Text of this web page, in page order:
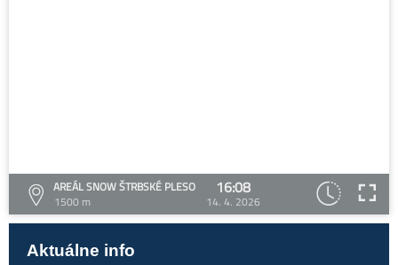
AREÁL SNOW ŠTRBSKÉ PLESO
1500 m
16:08
14. 4. 2026
Aktuálne info